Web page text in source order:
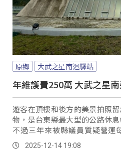
原鄉 大武之星南迴驛站
年維護費250萬 大武之星
遊客在頂樓和後方的美景拍照
物，是台東縣最大型的公路休
不過三年來被縣議員質疑營運
250萬元維護費，仍未見起色。
2025-12-14 19:08